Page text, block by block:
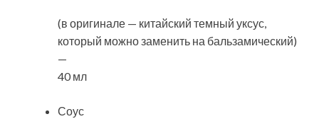
(в оригинале — китайский темный уксус,
который можно заменить на бальзамический)
—
40 мл
Соус